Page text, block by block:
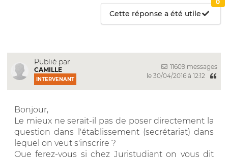
Cette réponse a été utile
0
Publié par
CAMILLE
INTERVENANT
11609 messages
le 30/04/2016 à 12:12
Bonjour,
Le mieux ne serait-il pas de poser directement la
question dans l'établissement (secrétariat) dans
lequel on veut s'inscrire ?
Que ferez-vous si chez Juristudiant on vous dit